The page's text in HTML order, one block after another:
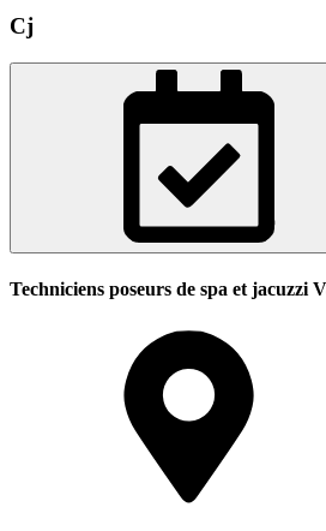
Cj
Techniciens poseurs de spa et jacuzzi